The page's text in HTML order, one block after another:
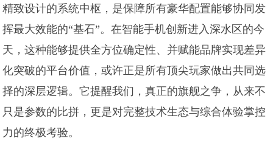
精致设计的系统中枢，是保障所有豪华配置能够协同发
挥最大效能的“基石”。在智能手机创新进入深水区的今
天，这种能够提供全方位确定性、并赋能品牌实现差异
化突破的平台价值，或许正是所有顶尖玩家做出共同选
择的深层逻辑。它提醒我们，真正的旗舰之争，从来不
只是参数的比拼，更是对完整技术生态与综合体验掌控
力的终极考验。